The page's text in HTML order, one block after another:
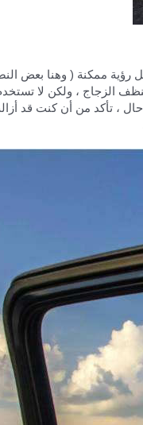
ممكنة ( وهنا بعض
الزجاج ، ولكن لا تستخدم
تأكد من أن كنت قد أزالت